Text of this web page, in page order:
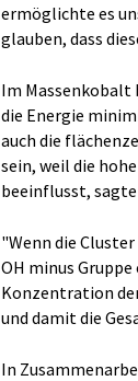
ermöglichte es
glauben, dass
Im Massenkobalt
die Energie
auch die
sein, weil die
beeinflusst, sagte
"Wenn die
OH minus
Konzentration
und damit die
In